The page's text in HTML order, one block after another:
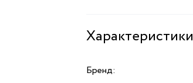
Характеристики
Бренд: